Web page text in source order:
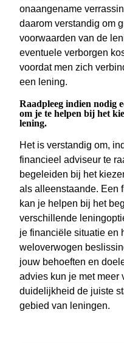
onaangename
daarom verstandig om
voorwaarden van de
eventuele verborgen
voordat men zich
een lening.
Raadpleeg indien nodig
om je te helpen bij het
lening.
Het is verstandig om,
financieel adviseur te
begeleiden bij het
als alleenstaande. Een
kan je helpen bij het
verschillende
je financiële situatie en
weloverwogen
jouw behoeften en
advies kun je met meer
duidelijkheid de juiste
gebied van leningen.